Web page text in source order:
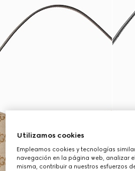
Utilizamos cookies
Empleamos cookies y tecnologías
navegación en la página web, analizar
misma, contribuir a nuestros esfuerzos